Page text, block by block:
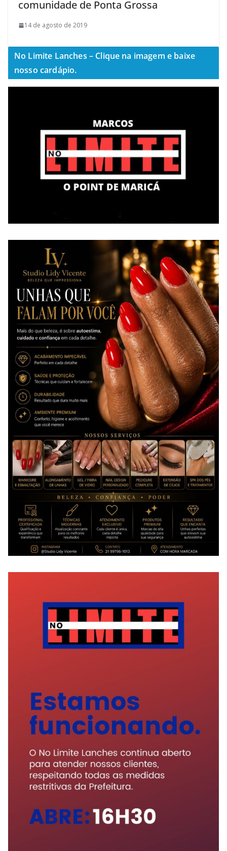
comunidade de Ponta Grossa
14 de agosto de 2019
No Limite Lanches – Clique na imagem e baixe
nosso cardápio.